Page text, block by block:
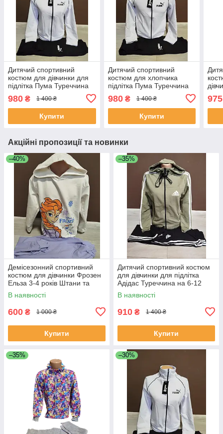
Дитячий спортивний
костюм для дівчинки для
підлітка Пума Туреччина
штани білий
980 ₴ 1 400 ₴
Купити
Дитячий спортивний
костюм для хлопчика
підлітка Пума Туреччина
штани білий
980₴ 1 400 ₴
Купити
975
Акційні пропозиції та новинки
–40%
Демісезонний спортивний
костюм для дівчинки Фрозен
Ельза 3-4 років Штани та
худий білий з бузковим
В наявності
600 ₴ 1 000 ₴
Купити
–35%
Дитячий спортивний костюм
для дівчинки для підлітка
Адідас Туреччина на 6-12
років куртка і штани хакі
В наявності
910 ₴ 1 400 ₴
Купити
–35% –30%